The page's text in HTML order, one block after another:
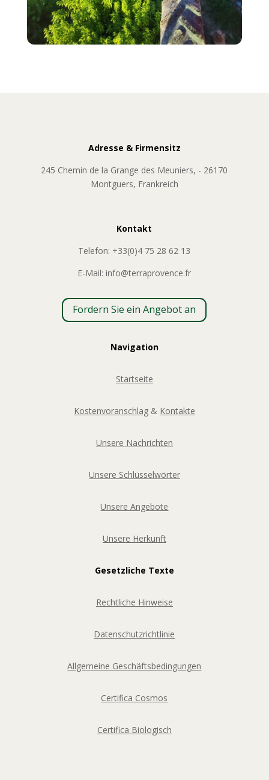
Adresse & Firmensitz
245 Chemin de la Grange des Meuniers, - 26170
Montguers, Frankreich
Kontakt
Telefon: +33(0)4 75 28 62 13
E-Mail: info@terraprovence.fr
Fordern Sie ein Angebot an
Navigation
Startseite
Kostenvoranschlag& Kontakte
Unsere Nachrichten
Unsere Schlüsselwörter
Unsere Angebote
Unsere Herkunft
Gesetzliche Texte
Rechtliche Hinweise
Datenschutzrichtlinie
Allgemeine Geschäftsbedingungen
Certifica Cosmos
Certifica Biologisch